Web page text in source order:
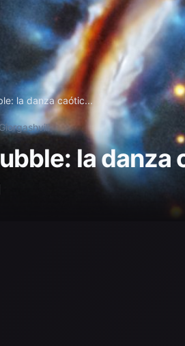
la danza caótic...
la danza